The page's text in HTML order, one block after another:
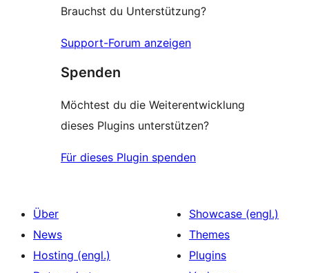
Brauchst du Unterstützung?
Support-Forum anzeigen
Spenden
Möchtest du die Weiterentwicklung
dieses Plugins unterstützen?
Für dieses Plugin spenden
Über
News
Hosting (engl.)
Showcase (engl.)
Themes
Plugins